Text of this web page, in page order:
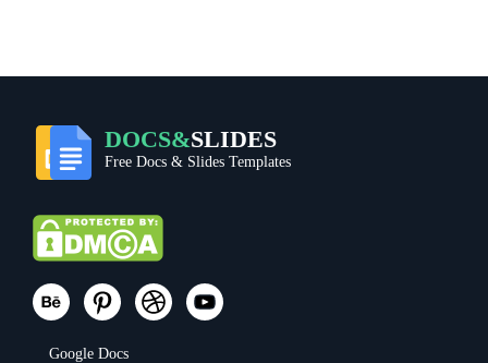
DOCS&SLIDES
Free Docs & Slides Templates
Google Docs